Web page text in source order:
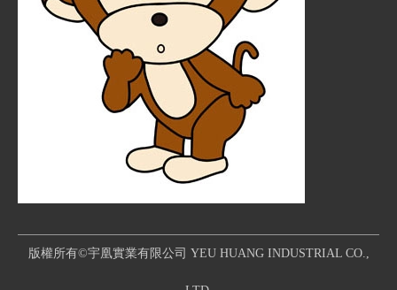
版權所有©宇凰實業有限公司 YEU HUANG INDUSTRIAL CO.,